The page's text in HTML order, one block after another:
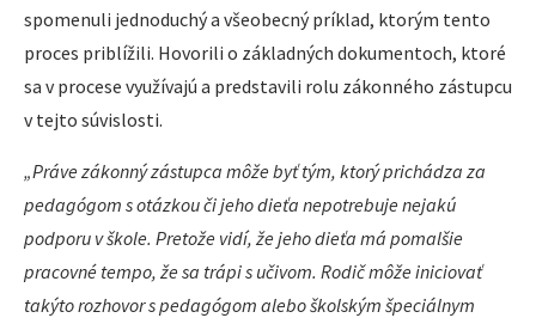
spomenuli jednoduchý a všeobecný príklad, ktorým tento
proces priblížili. Hovorili o základných dokumentoch, ktoré
sa v procese využívajú a predstavili rolu zákonného zástupcu
v tejto súvislosti.
„Práve zákonný zástupca môže byť tým, ktorý prichádza za
pedagógom s otázkou či jeho dieťa nepotrebuje nejakú
podporu v škole. Pretože vidí, že jeho dieťa má pomalšie
pracovné tempo, že sa trápi s učivom. Rodič môže iniciovať
takýto rozhovor s pedagógom alebo školským špeciálnym